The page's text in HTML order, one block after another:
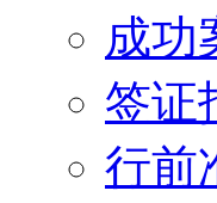
成功
签证
行前